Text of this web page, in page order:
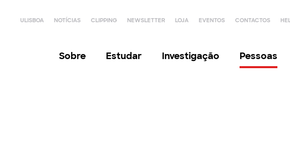
ULISBOA NOTÍCIAS CLIPPING NEWSLETTER LOJA EVENTOS CONTACTOS
Sobre Estudar Investigação Pessoas